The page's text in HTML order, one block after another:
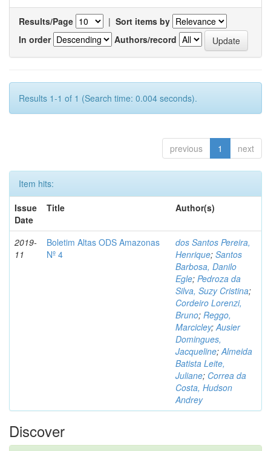
Results/Page | Sort items by
In order
Authors/record
Results 1-1 of 1 (Search time: 0.004 seconds).
previous 1 next
Item hits:
Issue
Date
Title Author(s)
2019-
11
Boletim Altas ODS Amazonas
Nº 4
dos Santos Pereira,
Henrique; Santos
Barbosa, Danilo
Egle; Pedroza da
Silva, Suzy Cristina;
Cordeiro Lorenzi,
Bruno; Reggo,
Marcicley;Ausier
Domingues,
Jacqueline;Almeida
Batista Leite,
Juliane; Correa da
Costa, Hudson
Andrey
Discover